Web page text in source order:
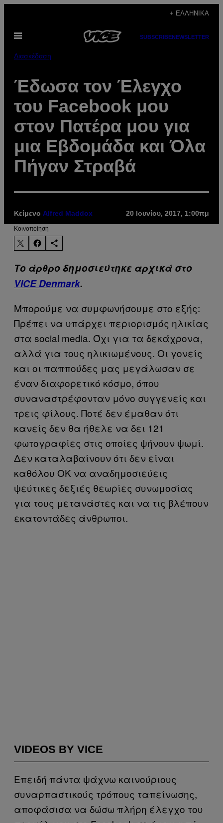
περιεχόμενο
+ ΕΛΛΗΝΙΚΆ
Ανοίξτε
SUBSCRIBENEWSLETTER
Διασκέδαση
Έδωσα τον Έλεγχο
του Facebook μου
στον Πατέρα μου για
μια Εβδομάδα και Όλα
Πήγαν Στραβά
Κείμενο Alfred Maddox 20 Ιουνίου, 2017, 1:00πμ
Kοινοποίηση
Το άρθρο δημοσιεύτηκε αρχικά στο
VICE Denmark.
Μπορούμε να συμφωνήσουμε στο εξής:
Πρέπει να υπάρχει περιορισμός ηλικίας
στα social media. Όχι για τα δεκάχρονα,
αλλά για τους ηλικιωμένους. Οι γονείς
και οι παππούδες μας μεγάλωσαν σε
έναν διαφορετικό κόσμο, όπου
συναναστρέφονταν μόνο συγγενείς και
τρεις φίλους. Ποτέ δεν έμαθαν ότι
κανείς δεν θα ήθελε να δει 121
φωτογραφίες στις οποίες ψήνουν ψωμί.
Δεν καταλαβαίνουν ότι δεν είναι
καθόλου ΟΚ να αναδημοσιεύεις
ψεύτικες δεξιές θεωρίες συνωμοσίας
για τους μετανάστες και να τις βλέπουν
εκατοντάδες άνθρωποι.
VIDEOS BY VICE
Επειδή πάντα ψάχνω καινούριους
συναρπαστικούς τρόπους ταπείνωσης,
αποφάσισα να δώσω πλήρη έλεγχο του